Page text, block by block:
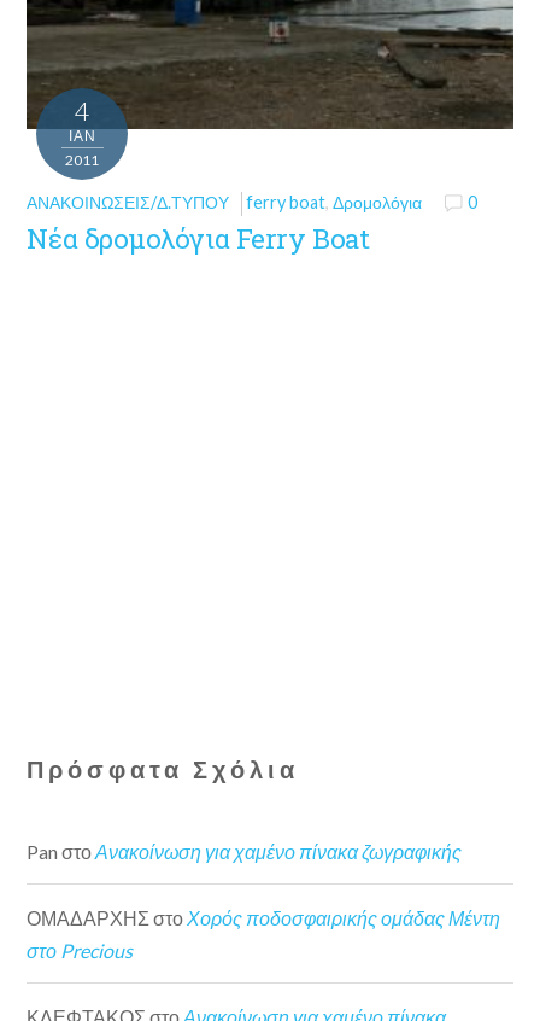
4
ΙΑΝ
2011
ΑΝΑΚΟΙΝΏΣΕΙΣ/Δ.ΤΎΠΟΥ ferry boat,Δρομολόγια 0
Νέα δρομολόγια Ferry Boat
Πρόσφατα Σχόλια
Pan στοΑνακοίνωση για χαμένο πίνακα ζωγραφικής
ΟΜΑΔΑΡΧΗΣ στο Χορός ποδοσφαιρικής ομάδας Μέντη
στο Precious